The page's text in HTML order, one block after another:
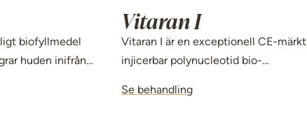
biofyllmedel
huden inifrån
Vitaran I
Vitaran I är en exceptionell CE-märkt
injicerbar polynucleotid bio-
fasthet, struktur och ton i
Se behandling